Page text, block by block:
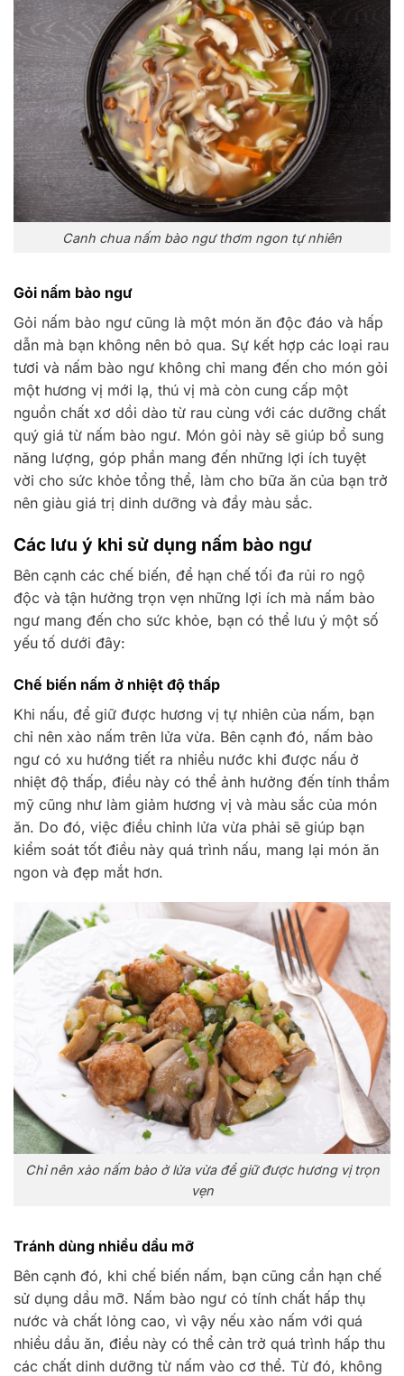
Canh chua nấm bào ngư thơm ngon tự nhiên
Gỏi nấm bào ngư
Gỏi nấm bào ngư cũng là một món ăn độc đáo và hấp
dẫn mà bạn không nên bỏ qua. Sự kết hợp các loại rau
tươi và nấm bào ngư không chỉ mang đến cho món gỏi
một hương vị mới lạ, thú vị mà còn cung cấp một
nguồn chất xơ dồi dào từ rau cùng với các dưỡng chất
quý giá từ nấm bào ngư. Món gỏi này sẽ giúp bổ sung
năng lượng, góp phần mang đến những lợi ích tuyệt
vời cho sức khỏe tổng thể, làm cho bữa ăn của bạn trở
nên giàu giá trị dinh dưỡng và đầy màu sắc.
Các lưu ý khi sử dụng nấm bào ngư
Bên cạnh các chế biến, để hạn chế tối đa rủi ro ngộ
độc và tận hưởng trọn vẹn những lợi ích mà nấm bào
ngư mang đến cho sức khỏe, bạn có thể lưu ý một số
yếu tố dưới đây:
Chế biến nấm ở nhiệt độ thấp
Khi nấu, để giữ được hương vị tự nhiên của nấm, bạn
chỉ nên xào nấm trên lửa vừa. Bên cạnh đó, nấm bào
ngư có xu hướng tiết ra nhiều nước khi được nấu ở
nhiệt độ thấp, điều này có thể ảnh hưởng đến tính thẩm
mỹ cũng như làm giảm hương vị và màu sắc của món
ăn. Do đó, việc điều chỉnh lửa vừa phải sẽ giúp bạn
kiểm soát tốt điều này quá trình nấu, mang lại món ăn
ngon và đẹp mắt hơn.
Chỉ nên xào nấm bào ở lửa vừa để giữ được hương vị trọn
vẹn
Tránh dùng nhiều dầu mỡ
Bên cạnh đó, khi chế biến nấm, bạn cũng cần hạn chế
sử dụng dầu mỡ. Nấm bào ngư có tính chất hấp thụ
nước và chất lỏng cao, vì vậy nếu xào nấm với quá
nhiều dầu ăn, điều này có thể cản trở quá trình hấp thu
các chất dinh dưỡng từ nấm vào cơ thể. Từ đó, không